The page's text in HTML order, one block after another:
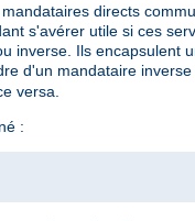
directs
s'avérer utile si ces
inverse. Ils encapsulent
d'un mandataire
versa.
: